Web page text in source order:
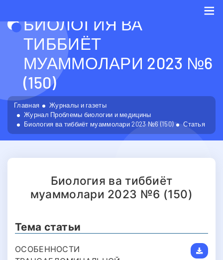
БИОЛОГИЯ ВА
ТИББИЁТ
МУАММОЛАРИ 2023 №6
(150)
Главная
Журналы и газеты
Журнал Проблемы биологии и медицины
Биология ва тиббиёт муаммолари 2023 №6 (150)
Статья
Биология ва тиббиёт
муаммолари 2023 №6 (150)
Тема статьи
ОСОБЕННОСТИ